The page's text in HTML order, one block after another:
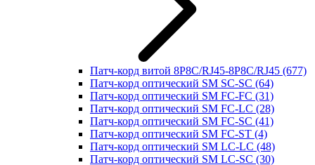
Патч-корд витой 8P8C/RJ45-8P8C/RJ45 (677)
Патч-корд оптический SM SC-SC (64)
Патч-корд оптический SM FC-FC (31)
Патч-корд оптический SM FC-LC (28)
Патч-корд оптический SM FC-SC (41)
Патч-корд оптический SM FC-ST (4)
Патч-корд оптический SM LC-LC (48)
Патч-корд оптический SM LC-SC (30)